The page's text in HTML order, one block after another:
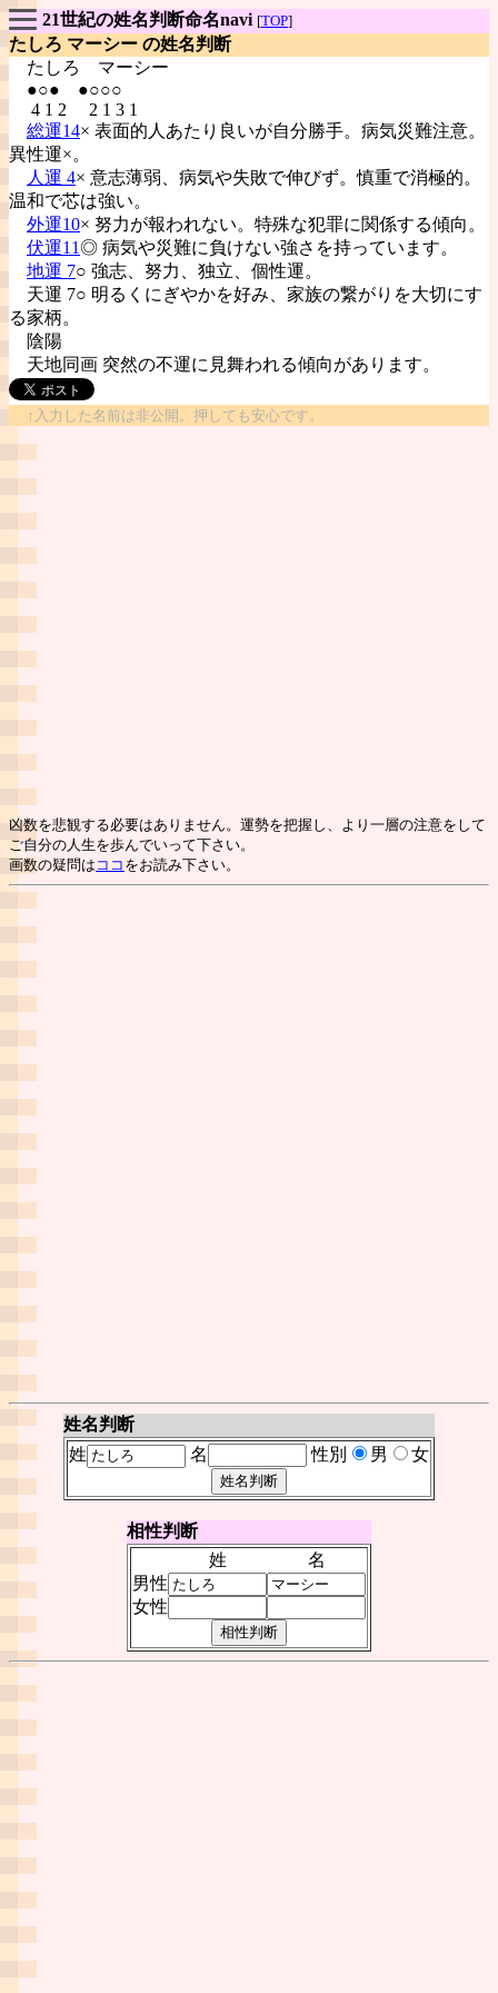
21世紀の姓名判断命名navi [TOP]
たしろ マーシー の姓名判断
たしろ マーシー
●○● ●○○○
4 1 2 2 1 3 1
総運14× 表面的人あたり良いが自分勝手。病気災難注意。
異性運×。
人運 4× 意志薄弱、病気や失敗で伸びず。慎重で消極的。
温和で芯は強い。
外運10× 努力が報われない。特殊な犯罪に関係する傾向。
伏運11◎ 病気や災難に負けない強さを持っています。
地運 7○ 強志、努力、独立、個性運。
天運 7○ 明るくにぎやかを好み、家族の繋がりを大切にす
る家柄。
陰陽
天地同画 突然の不運に見舞われる傾向があります。
↑入力した名前は非公開。押しても安心です。
凶数を悲観する必要はありません。運勢を把握し、より一層の注意をして
ご自分の人生を歩んでいって下さい。
画数の疑問は ココ をお読み下さい。
姓名判断
姓
名 性別 男 女
相性判断
姓
名
男性
女性